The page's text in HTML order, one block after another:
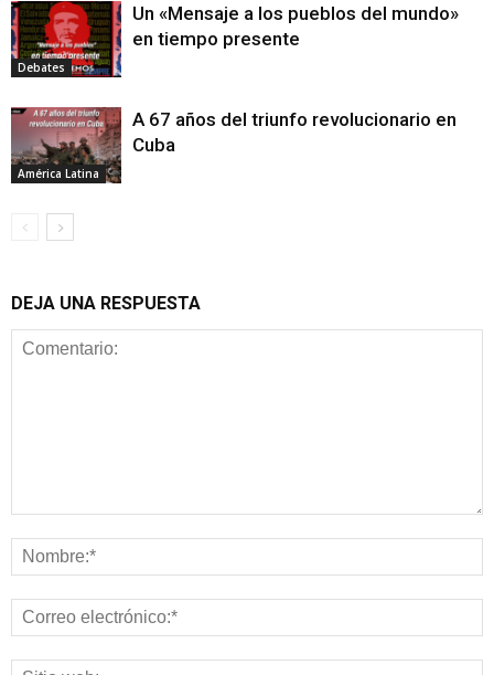
Debates
Un «Mensaje a los pueblos del mundo»
en tiempo presente
América Latina
A 67 años del triunfo revolucionario en
Cuba
DEJA UNA RESPUESTA